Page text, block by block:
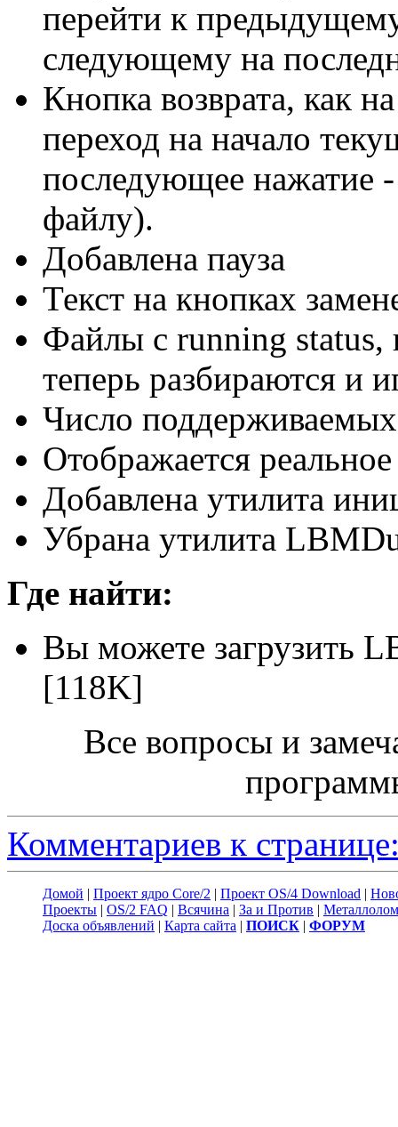
перейти к
следующему на
Кнопка возврата, как
переход на начало
последующее нажатие
файлу).
Добавлена пауза
Текст на кнопках
Файлы с running status,
теперь разбираются и
Число
Отображается
Добавлена утилита
Убрана утилита
Где найти:
Вы можете загрузить
[118K]
Все вопросы и
Комментариев к
Домой | Проект ядро Core/2 | Проект OS/4 Download |
Проекты | OS/2 FAQ | Всячина | За и Против | Металлолом
Доска объявлений | Карта сайта | ПОИСК | ФОРУМ